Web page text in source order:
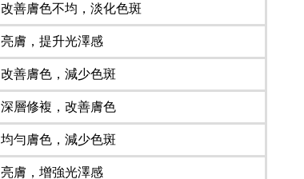
改善膚色不均，淡化色斑
亮膚，提升光澤感
改善膚色，減少色斑
深層修複，改善膚色
均勻膚色，減少色斑
亮膚，增強光澤感